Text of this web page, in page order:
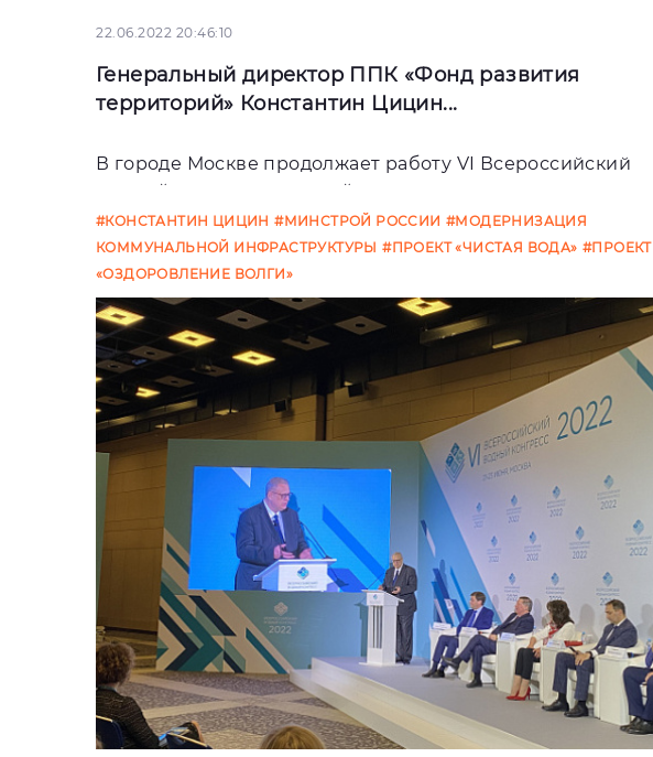
22.06.2022 20:46:10
Генеральный директор ППК «Фонд развития
территорий» Константин Цицин...
В городе Москве продолжает работу VI Всероссийский
водный конгресс, который является главным водным
форумом страны
#КОНСТАНТИН ЦИЦИН #МИНСТРОЙ РОССИИ #МОДЕРНИЗАЦИЯ
КОММУНАЛЬНОЙ ИНФРАСТРУКТУРЫ #ПРОЕКТ «ЧИСТАЯ ВОДА» #ПРОЕКТ
«ОЗДОРОВЛЕНИЕ ВОЛГИ»